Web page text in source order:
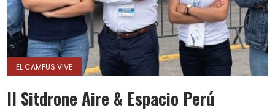
EL CAMPUS VIVE
II Sitdrone Aire & Espacio Perú